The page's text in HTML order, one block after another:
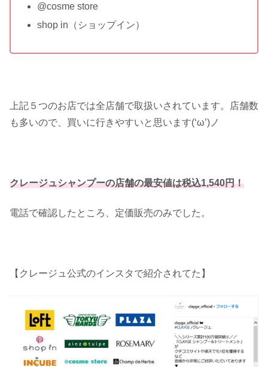
@cosme store
shop in（ショップイン）
上記５つのお店では全店舗で取扱いされています。店舗数
も多いので、買いに行きやすいと思います(‘ω’)ノ
クレージュシャンプーの店舗の最安値は税込1,540円！
電話で確認したところ、定価販売のみでした。
【クレージュ公式のインスタで紹介されてた】